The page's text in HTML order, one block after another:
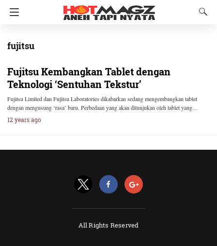
fujitsu
Fujitsu Kembangkan Tablet dengan
Teknologi ‘Sentuhan Tekstur’
Fujitsu Limited dan Fujitsu Laboratories dikabarkan sedang mengembangkan tablet
dengan mengusung ‘rasa’ baru. Perbedaan yang akan ditunjukan oleh tablet yang…
12 years ago
All Rights Reserved